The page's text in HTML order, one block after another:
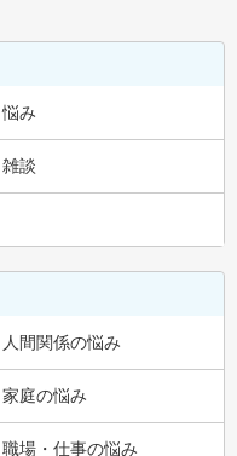
悩み
雑談
人間関係の悩み
家庭の悩み
職場・仕事の悩み